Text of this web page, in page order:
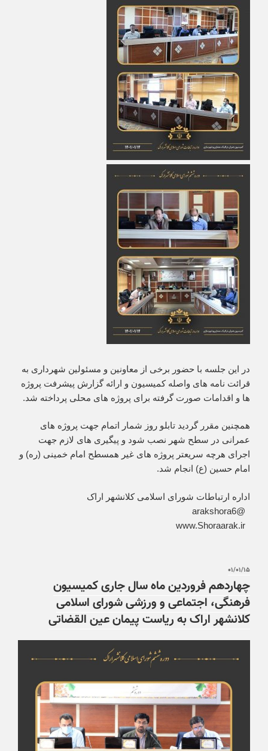
در این جلسه با حضور برخی از معاونین و مسئولین شهرداری به
قرائت نامه های واصله کمیسیون و ارائه گزارش پیشرفت پروژه
ها و اقدامات صورت گرفته برای پروژه های محلی پرداخته شد.
همچنین مقرر گردید تابلو روز شمار اتمام جهت پروژه های
عمرانی در سطح شهر نصب شود و پیگیری های لازم جهت
اجرای هرچه سریعتر پروژه های غیر همسطح امام خمینی (ره) و
امام حسین (ع) انجام شد.
اداره ارتباطات شورای اسلامی کلانشهر اراک
‏ @arakshora6
۰۱/۰۱/۱۵
چهاردهم فروردین ماه سال جاری کمیسیون
فرهنگی، اجتماعی و ورزشی شورای اسلامی
کلانشهر اراک به ریاست پیمان عین القضاتی